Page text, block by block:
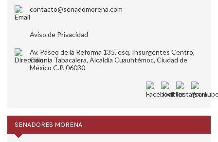
contacto@senadomorena.com
Aviso de Privacidad
Av. Paseo de la Reforma 135, esq. Insurgentes Centro,
Colonia Tabacalera, Alcaldía Cuauhtémoc, Ciudad de
México C.P. 06030
SENADORES MORENA